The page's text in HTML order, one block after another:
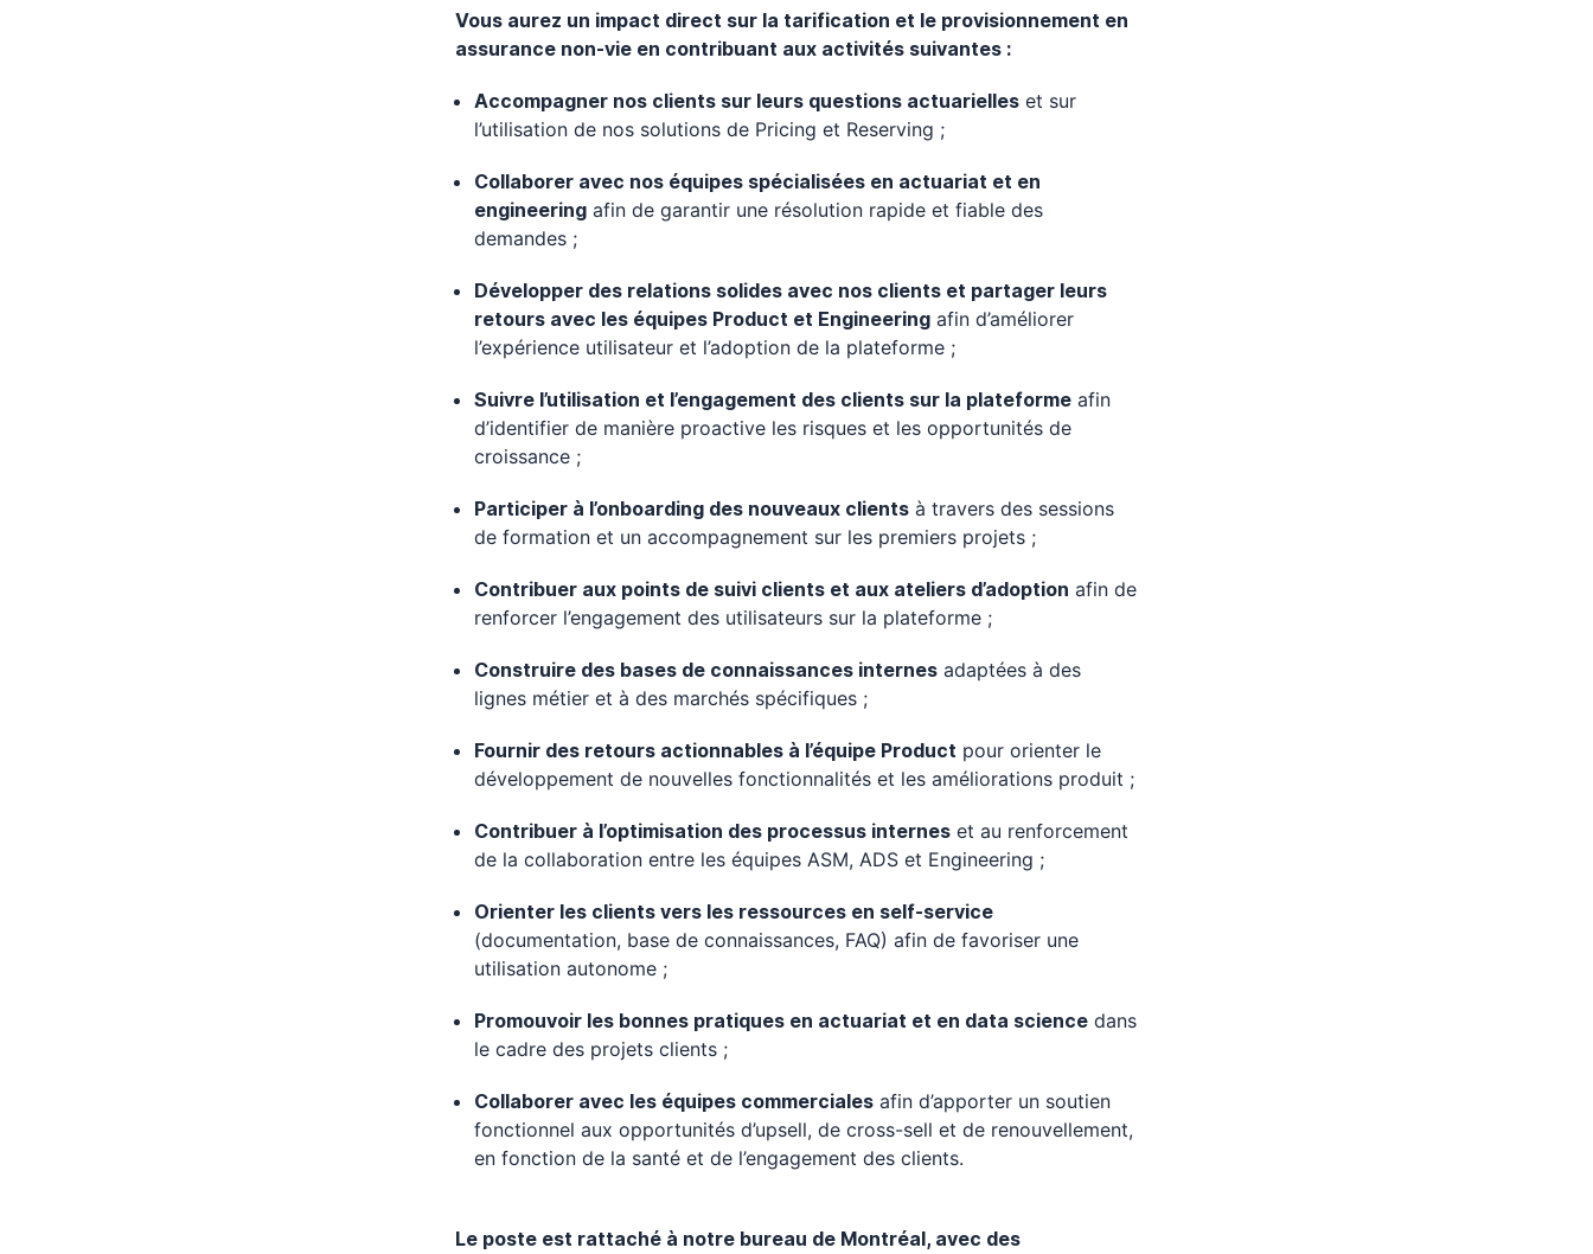
Vous aurez un impact direct sur la tarification et le provisionnement en
assurance non-vie en contribuant aux activités suivantes :
Accompagner nos clients sur leurs questions actuarielles et sur
l’utilisation de nos solutions de Pricing et Reserving ;
Collaborer avec nos équipes spécialisées en actuariat et en
engineering afin de garantir une résolution rapide et fiable des
demandes ;
Développer des relations solides avec nos clients et partager leurs
retours avec les équipes Product et Engineering afin d’améliorer
l’expérience utilisateur et l’adoption de la plateforme ;
Suivre l’utilisation et l’engagement des clients sur la plateforme afin
d’identifier de manière proactive les risques et les opportunités de
croissance ;
Participer à l’onboarding des nouveaux clients à travers des sessions
de formation et un accompagnement sur les premiers projets ;
Contribuer aux points de suivi clients et aux ateliers d’adoption afin de
renforcer l’engagement des utilisateurs sur la plateforme ;
Construire des bases de connaissances internes adaptées à des
lignes métier et à des marchés spécifiques ;
Fournir des retours actionnables à l’équipe Product pour orienter le
développement de nouvelles fonctionnalités et les améliorations produit ;
Contribuer à l’optimisation des processus internes et au renforcement
de la collaboration entre les équipes ASM, ADS et Engineering ;
Orienter les clients vers les ressources en self-service
(documentation, base de connaissances, FAQ) afin de favoriser une
utilisation autonome ;
Promouvoir les bonnes pratiques en actuariat et en data science dans
le cadre des projets clients ;
Collaborer avec les équipes commerciales afin d’apporter un soutien
fonctionnel aux opportunités d’upsell, de cross-sell et de renouvellement,
en fonction de la santé et de l’engagement des clients.
Le poste est rattaché à notre bureau de Montréal, avec des